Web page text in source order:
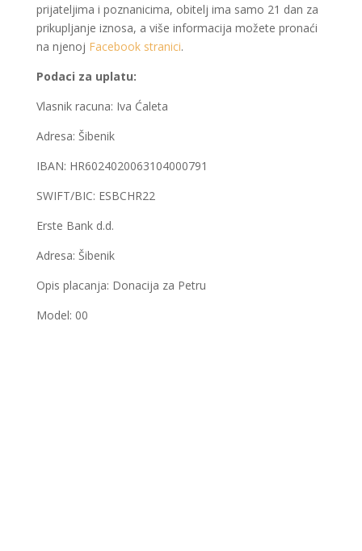
prijateljima i poznanicima, obitelj ima samo 21 dan za
prikupljanje iznosa, a više informacija možete pronaći
na njenoj Facebook stranici.
Podaci za uplatu:
Vlasnik racuna: Iva Ćaleta
Adresa: Šibenik
IBAN: HR6024020063104000791
SWIFT/BIC: ESBCHR22
Erste Bank d.d.
Adresa: Šibenik
Opis placanja: Donacija za Petru
Model: 00